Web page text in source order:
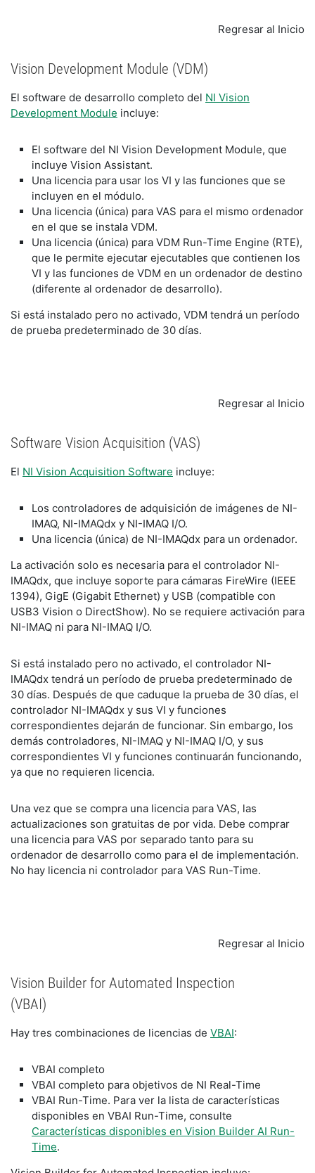
Regresar al Inicio
Vision Development Module (VDM)
El software de desarrollo completo del NI Vision
Development Module incluye:
El software del NI Vision Development Module, que
incluye Vision Assistant.
Una licencia para usar los VI y las funciones que se
incluyen en el módulo.
Una licencia (única) para VAS para el mismo ordenador
en el que se instala VDM.
Una licencia (única) para VDM Run-Time Engine (RTE),
que le permite ejecutar ejecutables que contienen los
VI y las funciones de VDM en un ordenador de destino
(diferente al ordenador de desarrollo).
Si está instalado pero no activado, VDM tendrá un período
de prueba predeterminado de 30 días.
Regresar al Inicio
Software Vision Acquisition (VAS)
El NI Vision Acquisition Software incluye:
Los controladores de adquisición de imágenes de NI-
IMAQ, NI-IMAQdx y NI-IMAQ I/O.
Una licencia (única) de NI-IMAQdx para un ordenador.
La activación solo es necesaria para el controlador NI-
IMAQdx, que incluye soporte para cámaras FireWire (IEEE
1394), GigE (Gigabit Ethernet) y USB (compatible con
USB3 Vision o DirectShow). No se requiere activación para
NI-IMAQ ni para NI-IMAQ I/O.
Si está instalado pero no activado, el controlador NI-
IMAQdx tendrá un período de prueba predeterminado de
30 días. Después de que caduque la prueba de 30 días, el
controlador NI-IMAQdx y sus VI y funciones
correspondientes dejarán de funcionar. Sin embargo, los
demás controladores, NI-IMAQ y NI-IMAQ I/O, y sus
correspondientes VI y funciones continuarán funcionando,
ya que no requieren licencia.
Una vez que se compra una licencia para VAS, las
actualizaciones son gratuitas de por vida. Debe comprar
una licencia para VAS por separado tanto para su
ordenador de desarrollo como para el de implementación.
No hay licencia ni controlador para VAS Run-Time.
Regresar al Inicio
Vision Builder for Automated Inspection
(VBAI)
Hay tres combinaciones de licencias de VBAI:
VBAI completo
VBAI completo para objetivos de NI Real-Time
VBAI Run-Time. Para ver la lista de características
disponibles en VBAI Run-Time, consulte
Características disponibles en Vision Builder AI Run-
Time.